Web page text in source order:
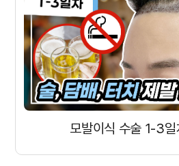
모발이식 수술 1-3일